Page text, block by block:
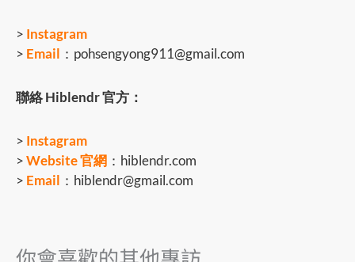
> Instagram
> Email ：pohsengyong911@gmail.com
聯絡 Hiblendr 官方：
> Instagram
>Website 官網 ：hiblendr.com
> Email ：hiblendr@gmail.com